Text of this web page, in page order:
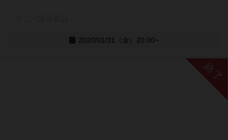
2020/01/31（金）20:00~
終了